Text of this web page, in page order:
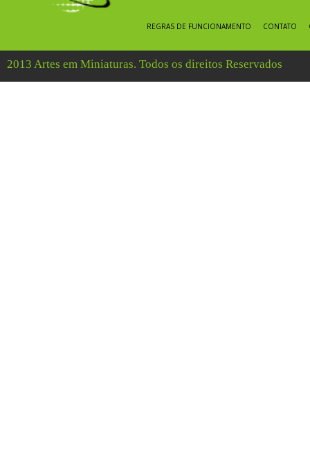
REGRAS DE FUNCIONAMENTO CONTATO
2013 Artes em Miniaturas. Todos os direitos Reservados